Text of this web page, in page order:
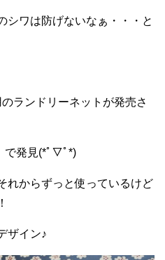
シワは防げないなぁ・・・と
ランドリーネットが発売さ
で発見(*ﾟ▽ﾟ*)
れからずっと使っているけど
ザイン♪